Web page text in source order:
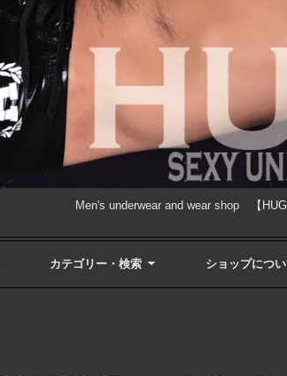
Men's underwear and wear shop 【
カテゴリー・検索 ショップにつ